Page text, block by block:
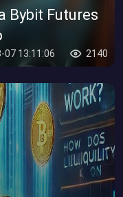
Bybit Futures
07 13:11:06 2140